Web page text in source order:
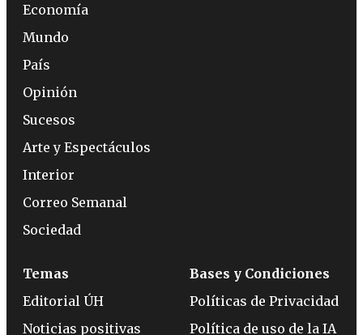
Economía
Mundo
País
Opinión
Sucesos
Arte y Espectáculos
Interior
Correo Semanal
Sociedad
Temas
Editorial ÚH
Noticias positivas
Bases y Condiciones
Políticas de Privacidad
Política de uso de la IA